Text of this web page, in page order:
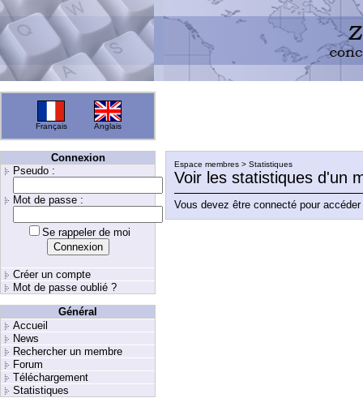
Français Anglais
Connexion
Pseudo :
Mot de passe :
Se rappeler de moi
Créer un compte
Mot de passe oublié ?
Général
Accueil
News
Rechercher un membre
Forum
Téléchargement
Statistiques
Espace membres > Statistiques
Voir les statistiques d'un
Vous devez être connecté pour